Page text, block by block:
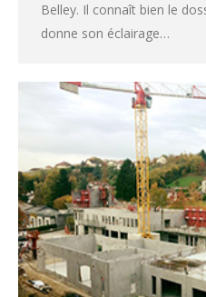
Belley. Il connaît bien le
donne son éclairage…